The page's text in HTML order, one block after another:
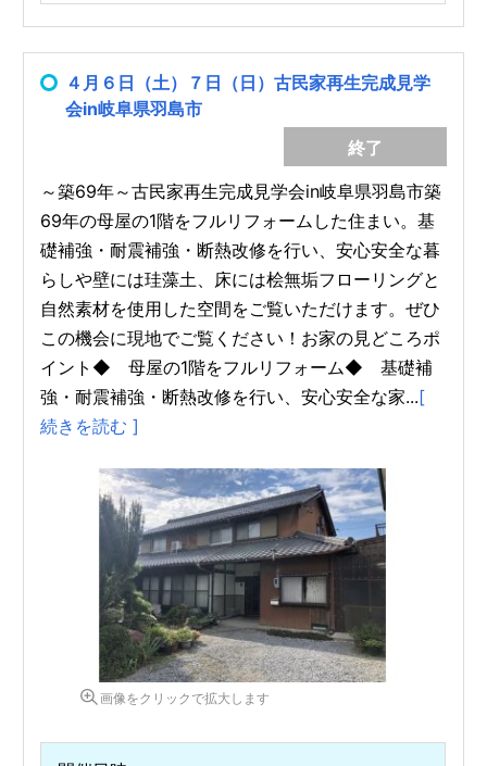
４月６日（土）７日（日）古民家再生完成見学
会in岐阜県羽島市
終了
～築69年～古民家再生完成見学会in岐阜県羽島市築
69年の母屋の1階をフルリフォームした住まい。基
礎補強・耐震補強・断熱改修を行い、安心安全な暮
らしや壁には珪藻土、床には桧無垢フローリングと
自然素材を使用した空間をご覧いただけます。ぜひ
この機会に現地でご覧ください！お家の見どころポ
イント◆ 母屋の1階をフルリフォーム◆ 基礎補
強・耐震補強・断熱改修を行い、安心安全な家...[
続きを読む ]
画像をクリックで拡大します